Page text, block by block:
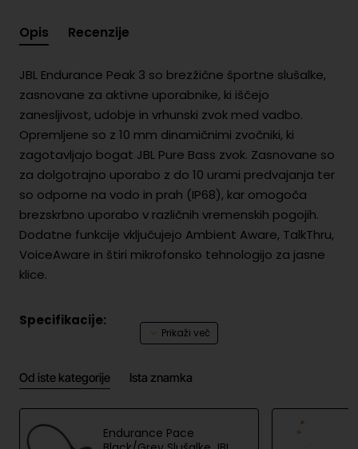
Opis Recenzije
JBL Endurance Peak 3 so brezžične športne slušalke,
zasnovane za aktivne uporabnike, ki iščejo
zanesljivost, udobje in vrhunski zvok med vadbo.
Opremljene so z 10 mm dinamičnimi zvočniki, ki
zagotavljajo bogat JBL Pure Bass zvok. Zasnovane so
za dolgotrajno uporabo z do 10 urami predvajanja ter
so odporne na vodo in prah (IP68), kar omogoča
brezskrbno uporabo v različnih vremenskih pogojih.
Dodatne funkcije vključujejo Ambient Aware, TalkThru,
VoiceAware in štiri mikrofonsko tehnologijo za jasne
klice.
Specifikacije:
Baterija:10 ur v slušalkah
Od iste kategorije Ista znamka
Endurance Pace